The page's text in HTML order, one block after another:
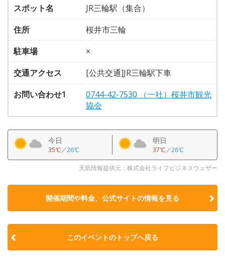
スポット名
JR三輪駅（集合）
住所
桜井市三輪
駐車場
×
交通アクセス
[公共交通]JR三輪駅下車
お問い合わせ1
0744-42-7530 （一社）桜井市観光
協会
今日
35℃／26℃
明日
37℃／26℃
天気情報提供元：株式会社ライフビジネスウェザー
開催期間や料金、公式サイトの情報を見る
このイベントのトップへ戻る